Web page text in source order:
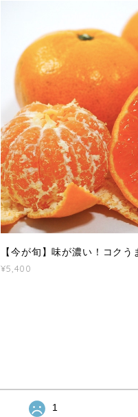
【今が旬】味が濃い！コク
¥5,400
1